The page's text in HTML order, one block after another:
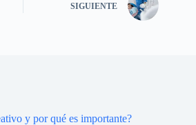
SIGUIENTE
y por qué es importante?